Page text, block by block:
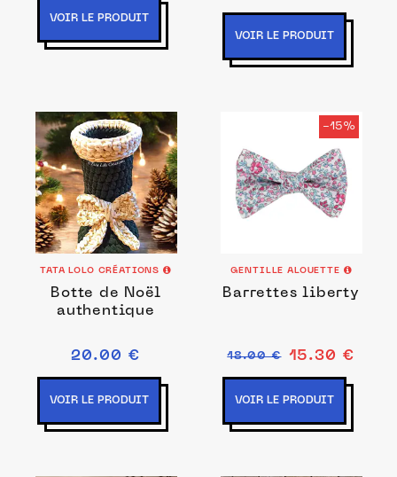
VOIR LE PRODUIT
VOIR LE PRODUIT
TATA LOLO CRÉATIONS
Botte de Noël
authentique
20.00 €
VOIR LE PRODUIT
-15%
GENTILLE ALOUETTE
Barrettes liberty
18.00 € 15.30 €
VOIR LE PRODUIT